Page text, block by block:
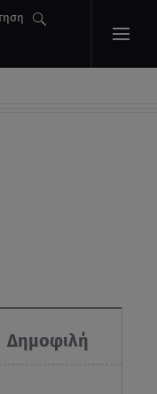
Δημοφιλή